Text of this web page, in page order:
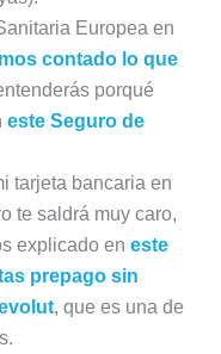
Europea en
contado lo que
porqué
este Seguro de
tarjeta bancaria en
te saldrá muy caro,
explicado en este
prepago sin
, que es una de